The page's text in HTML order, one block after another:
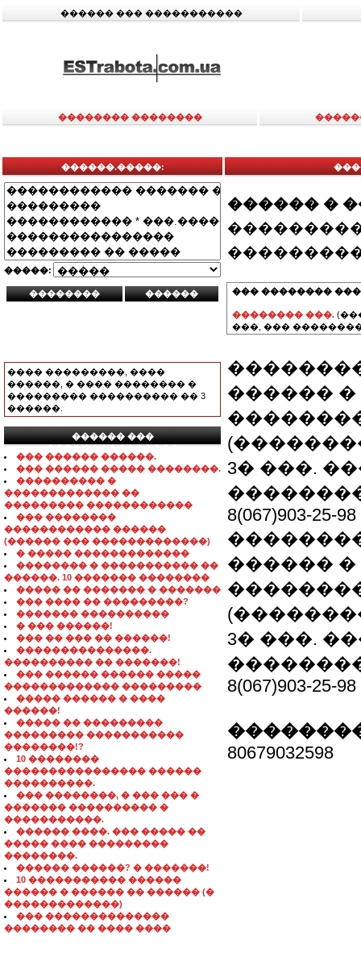
������ ��� �����������
�������� ��������
������.�����:
�����:
���� ���������, ����
������, � ���� �������� �
��������� ���������� �� 3
������.
������ ���
���������������
��� ������ ������.
��� ������ ����� ��������.
���������� �
������������� ��
��������� ������������
��� ��������
������������ ������
(������ ��� �������������)
� ����� �������������
�������� � ����������� ��
������. 10 ������� ��������
����� �� ������� � �������
��� ���� �� ���������?
������� ����������
� ��� ������!
��� �� ��� �� ������!
���������������.
���������� �� �������!
��� ������ ������ �����
������������� ���������
����� ������ � ����
������!
����� �� ���������
��������� �����������
��������!?
10 ��������
���������������� ������
����������.
��� ��������, � ��� ��� �
������� ���������� �
�����������.
������ ����. ��� ����� ��
����� ���� ���������
��������.
������ ������? � �������!
10 ����������� ������
������ � ������ �� ������ (�
�������������)
��� ��������������
�������� �� ���� ����
������ �
��� ��������
�������� ���.
���, ���
������ �
3� ���.
��������
8(067)903-25-98
������ �
3� ���.
��������
8(067)903-25-98
80679032598